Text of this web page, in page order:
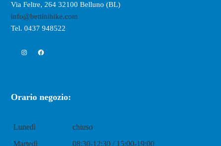
Via Feltre, 264 32100 Belluno (BL)
info@bettinibike.com
Tel. 0437 948522
InstagramFacebook
Orario negozio:
Lunedì
chiuso
Martedì
08:30-12:30 / 15:00-19:00